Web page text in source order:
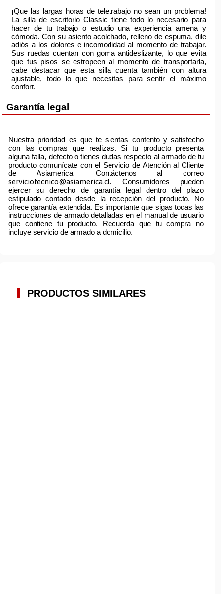
¡Que las largas horas de teletrabajo no sean un problema!
La silla de escritorio Classic tiene todo lo necesario para
hacer de tu trabajo o estudio una experiencia amena y
cómoda. Con su asiento acolchado, relleno de espuma, dile
adiós a los dolores e incomodidad al momento de trabajar.
Sus ruedas cuentan con goma antideslizante, lo que evita
que tus pisos se estropeen al momento de transportarla,
cabe destacar que esta silla cuenta también con altura
ajustable, todo lo que necesitas para sentir el máximo
confort.
Garantía legal
Nuestra prioridad es que te sientas contento y satisfecho
con las compras que realizas. Si tu producto presenta
alguna falla, defecto o tienes dudas respecto al armado de tu
producto comunícate con el Servicio de Atención al Cliente
de Asiamerica. Contáctenos al correo
serviciotecnico@asiamerica.cl. Consumidores pueden
ejercer su derecho de garantía legal dentro del plazo
estipulado contado desde la recepción del producto. No
ofrece garantía extendida. Es importante que sigas todas las
instrucciones de armado detalladas en el manual de usuario
que contiene tu producto. Recuerda que tu compra no
incluye servicio de armado a domicilio.
PRODUCTOS SIMILARES